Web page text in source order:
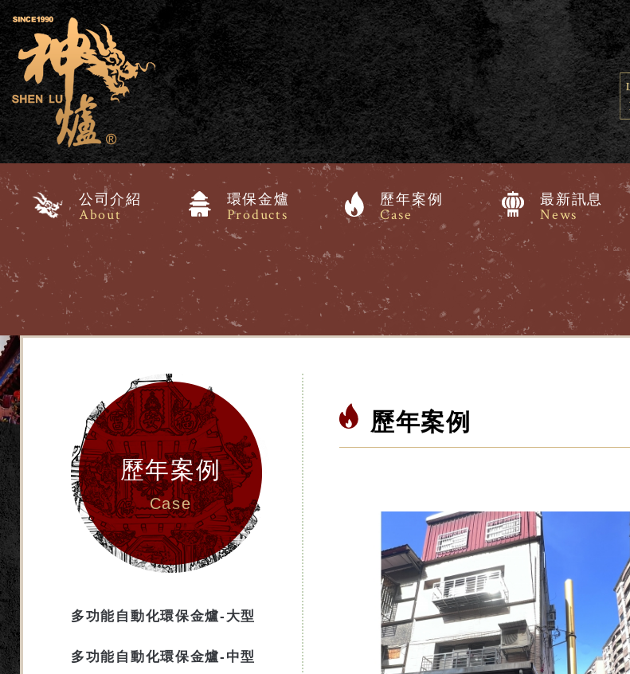
公司介紹
About
環保金爐
Products
歷年案例
Case
最新訊息
News
歷年案例
Case
多功能自動化環保金爐-大型
多功能自動化環保金爐-中型
歷年案例